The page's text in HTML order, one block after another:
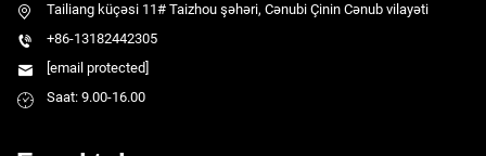
Tailiang küçəsi 11# Taizhou şəhəri, Cənubi Çinin Cənub vilayəti
+86-13182442305
[email protected]
Saat: 9.00-16.00